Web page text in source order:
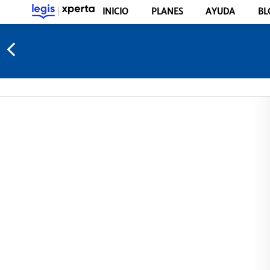
INICIO PLANES AYUDA